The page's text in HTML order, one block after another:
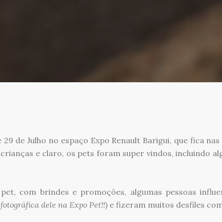
de Julho no espaço Expo Renault Barigui, que fica
e claro, os pets foram super vindos, incluindo
com brindes e promoções, algumas pessoas
dele na Expo Pet!!) e fizeram muitos desfiles